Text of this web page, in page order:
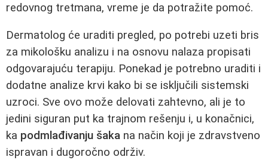
redovnog tretmana, vreme je da potražite pomoć.
Dermatolog će uraditi pregled, po potrebi uzeti bris
za mikološku analizu i na osnovu nalaza propisati
odgovarajuću terapiju. Ponekad je potrebno uraditi i
dodatne analize krvi kako bi se isključili sistemski
uzroci. Sve ovo može delovati zahtevno, ali je to
jedini siguran put ka trajnom rešenju i, u konačnici,
ka podmlađivanju šaka na način koji je zdravstveno
ispravan i dugoročno održiv.